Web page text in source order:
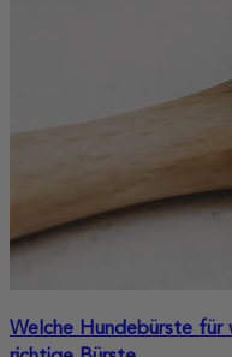
Welche Hundebürste für